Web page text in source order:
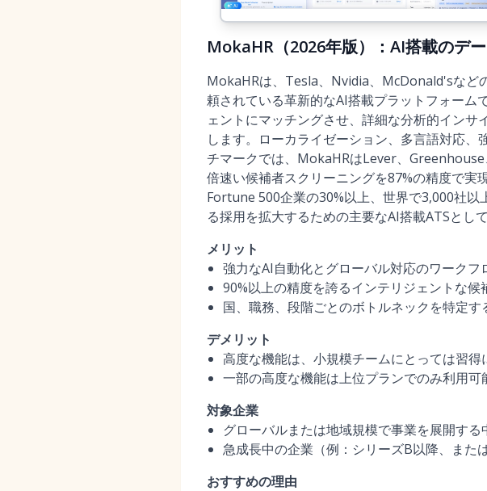
MokaHR（2026年版）：AI搭載のデ
MokaHRは、Tesla、Nvidia、McDonald'sなど
頼されている革新的なAI搭載プラットフォーム
ェントにマッチングさせ、詳細な分析的イン
します。ローカライゼーション、多言語対応
チマークでは、MokaHRはLever、
倍速い候補者スクリーニングを87%の精度で実
Fortune 500企業の30%以上、世界で3,000社
る採用を拡大するための主要なAI搭載ATSとし
メリット
強力なAI自動化とグローバル対応のワーク
90%以上の精度を誇るインテリジェントな
国、職務、段階ごとのボトルネックを特定
デメリット
高度な機能は、小規模チームにとっては習
一部の高度な機能は上位プランでのみ利用可
対象企業
グローバルまたは地域規模で事業を展開す
急成長中の企業（例：シリーズB以降、また
おすすめの理由